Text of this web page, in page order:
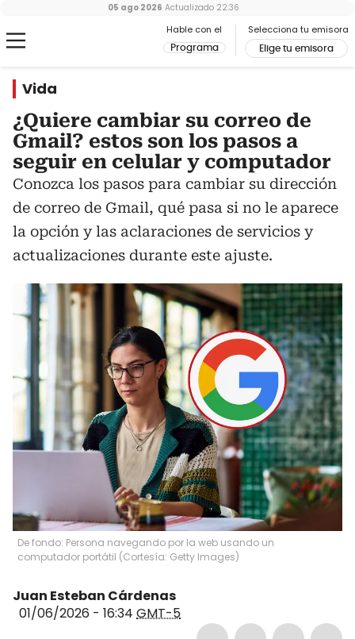
Hable con el
Programa
Selecciona tu emisora
Elige tu emisora
05 ago 2026 Actualizado 22:36
Vida
¿Quiere cambiar su correo de
Gmail? estos son los pasos a
seguir en celular y computador
Conozca los pasos para cambiar su dirección
de correo de Gmail, qué pasa si no le aparece
la opción y las aclaraciones de servicios y
actualizaciones durante este ajuste.
De fondo: Persona navegando por la web usando un
computador portátil (Cortesía: Getty Images)
Juan Esteban Cárdenas
01/06/2026 - 16:34 GMT-5